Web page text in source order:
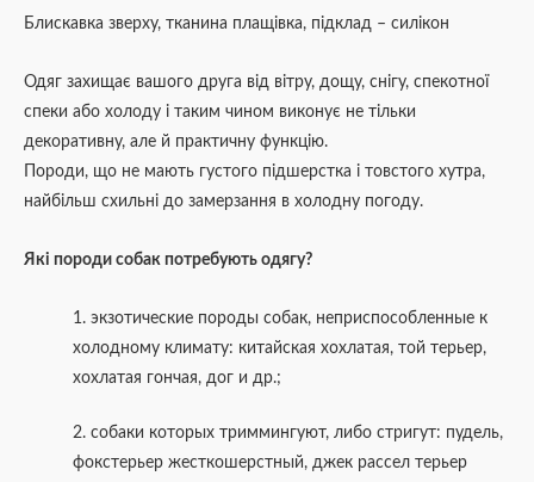
Блискавка зверху, тканина плащівка, підклад – силікон
Одяг захищає вашого друга від вітру, дощу, снігу, спекотної
спеки або холоду і таким чином виконує не тільки
декоративну, але й практичну функцію.
Породи, що не мають густого підшерстка і товстого хутра,
найбільш схильні до замерзання в холодну погоду.
Які породи собак потребують одягу?
1. экзотические породы собак, неприспособленные к
холодному климату: китайская хохлатая, той терьер,
хохлатая гончая, дог и др.;
2. собаки которых триммингуют, либо стригут: пудель,
фокстерьер жесткошерстный, джек рассел терьер